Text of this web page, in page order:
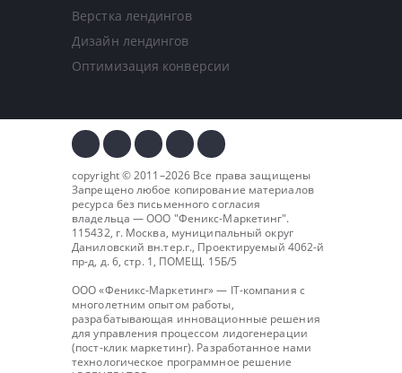
Верстка лендингов
Дизайн лендингов
Оптимизация конверсии
copyright © 2011–2026 Все права защищены
Запрещено любое копирование материалов
ресурса без письменного согласия
владельца — ООО "Феникс-Маркетинг".
115432, г. Москва, муниципальный округ
Даниловский вн.тер.г., Проектируемый 4062-й
пр-д, д. 6, стр. 1, ПОМЕЩ. 15Б/5
ООО «Феникс-Маркетинг» — IT-компания с
многолетним опытом работы,
разрабатывающая инновационные решения
для управления процессом лидогенерации
(пост-клик маркетинг). Разработанное нами
технологическое программное решение